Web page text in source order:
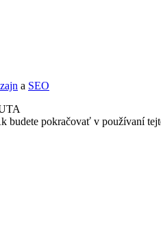
a SEO
pokračovať v používaní